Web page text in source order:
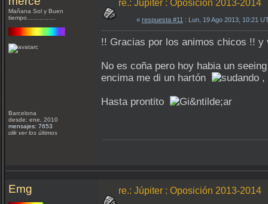
Mañana Sol y Buen
tiempo................
Barcelona
desde: ene, 2010
mensajes: 7653
clik ver los últimos
re.: Júpiter : Oposición 2013-2014
« respuesta #11 : Lun, 19 Ago 2013, 10:21
!! Gracias por los animos chicos !!
No es coña pero hoy habia un
encima me di un hartón
,
Hasta prontito
Emg re.: Júpiter : Oposición 2013-2014